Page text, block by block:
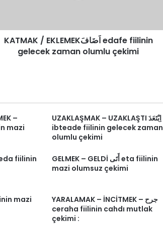
KATMAK / EKLEMEKاَضَافَ edafe fiilinin
gelecek zaman olumlu çekimi
–
UZAKLAŞMAK – UZAKLAŞTI اِبْتَعَدَ
ibteade fiilinin gelecek zaman
olumlu çekimi
GELMEK – GELDİ أَتَى eta fiilinin
mazi olumsuz çekimi
mazi
YARALAMAK – İNCİTMEK – جرح
ceraha fiilinin cahdı mutlak
çekimi :